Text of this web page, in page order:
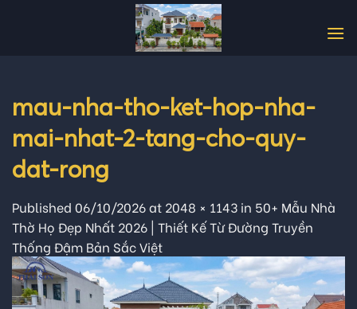
mau-nha-tho-ket-hop-nha-
mai-nhat-2-tang-cho-quy-
dat-rong
Published 06/10/2026at 2048 × 1143 in 50+ Mẫu Nhà
Thờ Họ Đẹp Nhất 2026 | Thiết Kế Từ Đường Truyền
Thống Đậm Bản Sắc Việt